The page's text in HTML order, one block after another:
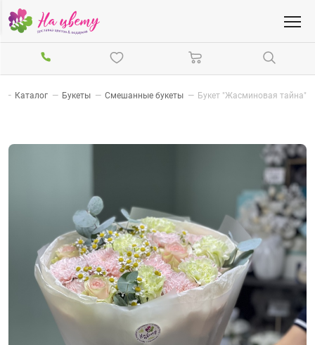
— Каталог — Букеты — Смешанные букеты — Букет "Жасминовая тайна"